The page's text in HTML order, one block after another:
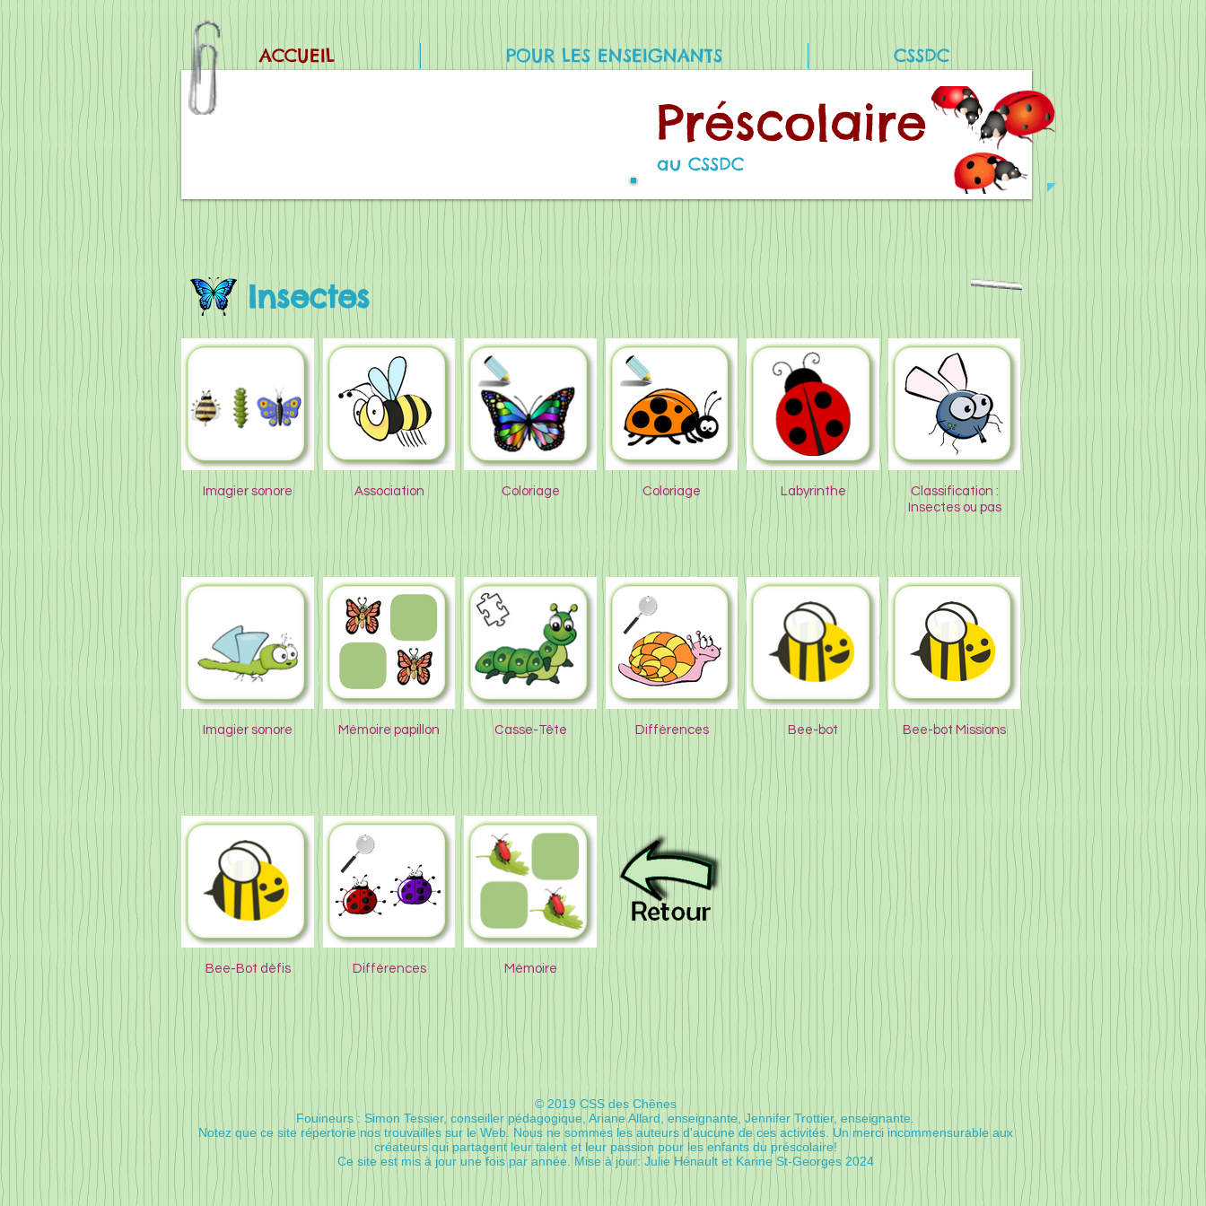
ACCUEIL POUR LES ENSEIGNANTS CSSDC
Préscolaire
au CSSDC
Insectes
Imagier sonore Association Coloriage Coloriage Labyrinthe
Classification :
Insectes ou pas
Imagier sonore Mémoire papillon Casse-Tête Différences Bee-bot Bee-bot Missions
Bee-Bot défis Différences Mémoire
© 2019 CSS des Chênes
Fouineurs : Simon Tessier, conseiller pédagogique, Ariane Allard, enseignante, Jennifer Trottier, enseignante.
Notez que ce site répertorie nos trouvailles sur le Web. Nous ne sommes les auteurs d'aucune de ces activités. Un merci incommensurable aux
créateurs qui partagent leur talent et leur passion pour les enfants du préscolaire!
Ce site est mis à jour une fois par année. Mise à jour: Julie Hénault et Karine St-Georges 2024